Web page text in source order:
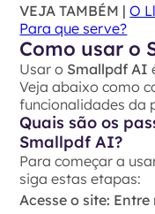
VEJA TAMBÉM | O
Para que serve?
Como usar o
Usar o Smallpdf AI
Veja abaixo como
funcionalidades da
Quais são os
Smallpdf AI?
Para começar a
siga estas etapas:
Acesse o site: Entre